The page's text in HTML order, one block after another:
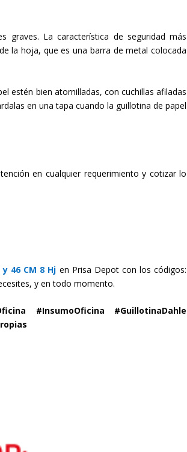
graves. La característica de seguridad más
la hoja, que es una barra de metal colocada
estén bien atornilladas, con cuchillas afiladas
en una tapa cuando la guillotina de papel
en cualquier requerimiento y cotizar lo
46 CM 8 Hj en Prisa Depot con los códigos:
y en todo momento.
#InsumoOficina #GuillotinaDahle